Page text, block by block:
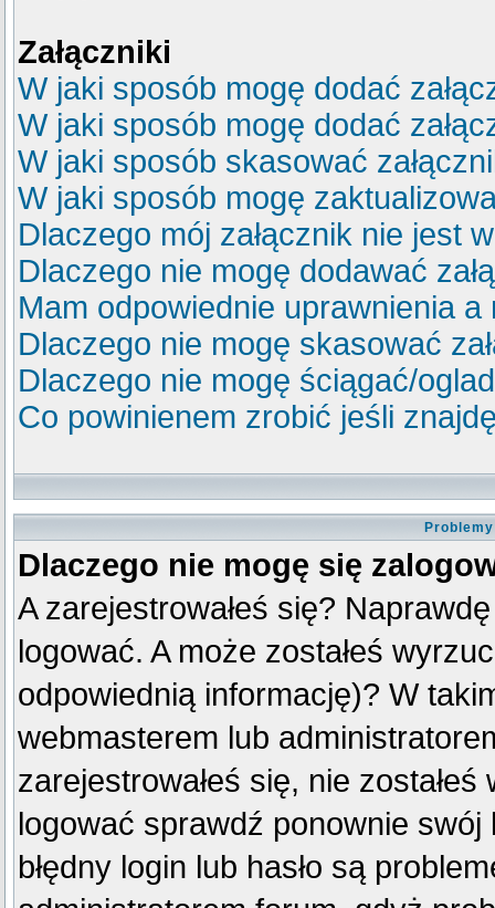
Załączniki
W jaki sposób mogę dodać
W jaki sposób mogę dodać
W jaki sposób skasować
W jaki sposób mogę
Dlaczego mój załącznik nie jest
Dlaczego nie mogę dodawać
Mam odpowiednie uprawnienia
Dlaczego nie mogę skasować
Dlaczego nie mogę ściągać/
Co powinienem zrobić jeśli
Dlaczego nie mogę się
A zarejestrowałeś się?
logować. A może zostałeś
odpowiednią informację)? W
webmasterem lub
zarejestrowałeś się, nie
logować sprawdź ponownie swój
błędny login lub hasło są